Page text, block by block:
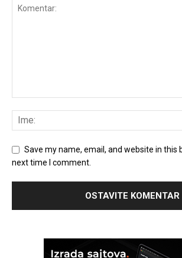
Save my name, email, and website in this
next time I comment.